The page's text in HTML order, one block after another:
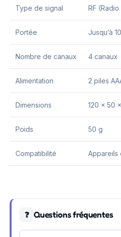
Type de signal RF
Portée Jusqu’à
Nombre de canaux 4 canaux
Alimentation 2 piles
Dimensions 120 x 50
Poids 50 g
Compatibilité Appareils
❓ Questions fréquentes